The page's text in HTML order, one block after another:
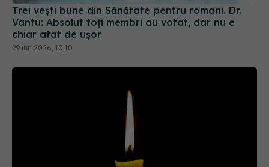
Trei vești bune din Sănătate pentru români. Dr.
Vântu: Absolut toți membri au votat, dar nu e
chiar atât de ușor
29 iun 2026, 10:10